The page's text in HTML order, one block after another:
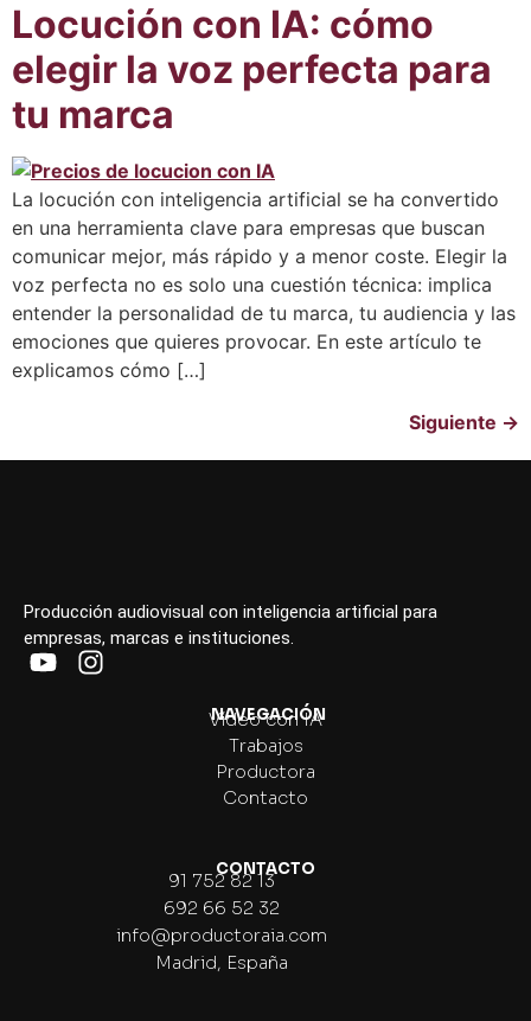
Locución con IA: cómo
elegir la voz perfecta para
tu marca
La locución con inteligencia artificial se ha convertido
en una herramienta clave para empresas que buscan
comunicar mejor, más rápido y a menor coste. Elegir la
voz perfecta no es solo una cuestión técnica: implica
entender la personalidad de tu marca, tu audiencia y las
emociones que quieres provocar. En este artículo te
explicamos cómo […]
Siguiente →
Producción audiovisual con inteligencia artificial para
empresas, marcas e instituciones.
NAVEGACIÓN
Vídeo con IA
Trabajos
Productora
Contacto
CONTACTO
91 752 82 13
692 66 52 32
info@productoraia.com
Madrid, España